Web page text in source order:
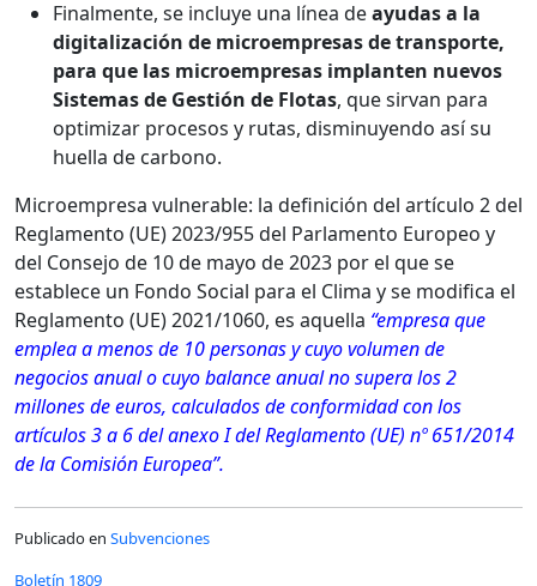
Finalmente, se incluye una línea deayudas a la
digitalización de microempresas de transporte,
para que las microempresas implanten nuevos
Sistemas de Gestión de Flotas, que sirvan para
optimizar procesos y rutas, disminuyendo así su
huella de carbono.
Microempresa vulnerable: la definición del artículo 2 del
Reglamento (UE) 2023/955 del Parlamento Europeo y
del Consejo de 10 de mayo de 2023 por el que se
establece un Fondo Social para el Clima y se modifica el
Reglamento (UE) 2021/1060, es aquella “empresa que
emplea a menos de 10 personas y cuyo volumen de
negocios anual o cuyo balance anual no supera los 2
millones de euros, calculados de conformidad con los
artículos 3 a 6 del anexo I del Reglamento (UE) nº 651/2014
de la Comisión Europea”.
Publicado en Subvenciones
Boletín 1809